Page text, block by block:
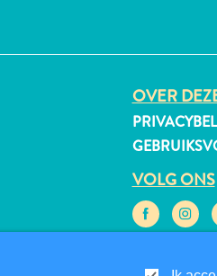
OVER
VOLG ONS